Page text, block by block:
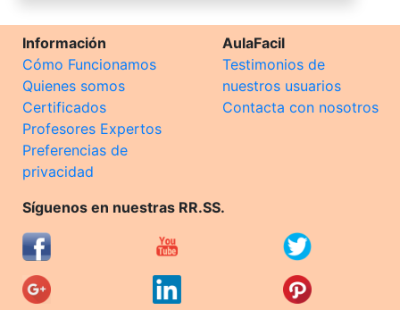
Información
Cómo Funcionamos
Quienes somos
Certificados
Profesores Expertos
Preferencias de
privacidad
AulaFacil
Testimonios de
nuestros usuarios
Contacta con nosotros
Síguenos en nuestras RR.SS.